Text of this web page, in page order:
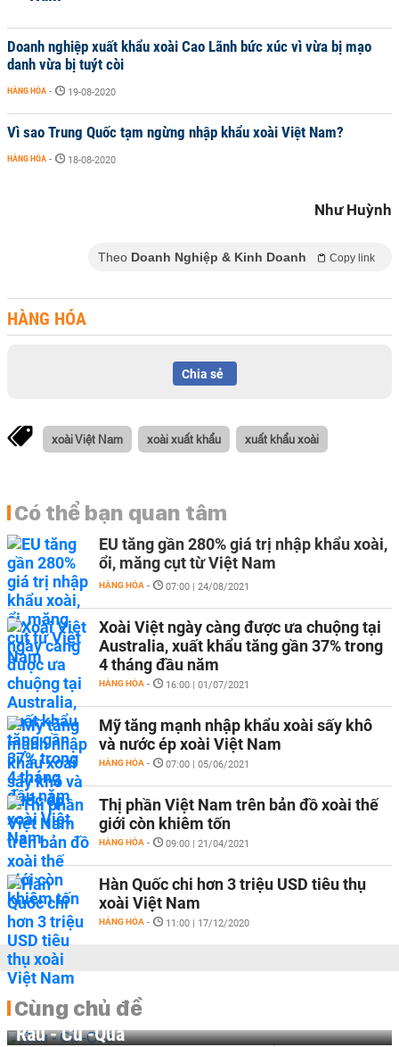
Doanh nghiệp xuất khẩu xoài Cao Lãnh bức xúc vì vừa bị mạo
danh vừa bị tuýt còi
HÀNG HÓA - 19-08-2020
Vì sao Trung Quốc tạm ngừng nhập khẩu xoài Việt Nam?
HÀNG HÓA - 18-08-2020
Như Huỳnh
Theo Doanh Nghiệp & Kinh Doanh Copy link
HÀNG HÓA
Chia sẻ
xoài Việt Nam xoài xuất khẩu xuất khẩu xoài
Có thể bạn quan tâm
EU tăng gần 280% giá trị nhập khẩu xoài,
ổi, măng cụt từ Việt Nam
HÀNG HÓA - 07:00 | 24/08/2021
Xoài Việt ngày càng được ưa chuộng tại
Australia, xuất khẩu tăng gần 37% trong
4 tháng đầu năm
HÀNG HÓA - 16:00 | 01/07/2021
Mỹ tăng mạnh nhập khẩu xoài sấy khô
và nước ép xoài Việt Nam
HÀNG HÓA - 07:00 | 05/06/2021
Thị phần Việt Nam trên bản đồ xoài thế
giới còn khiêm tốn
HÀNG HÓA - 09:00 | 21/04/2021
Hàn Quốc chi hơn 3 triệu USD tiêu thụ
xoài Việt Nam
HÀNG HÓA - 11:00 | 17/12/2020
Cùng chủ đề
Rau - Củ -Quả